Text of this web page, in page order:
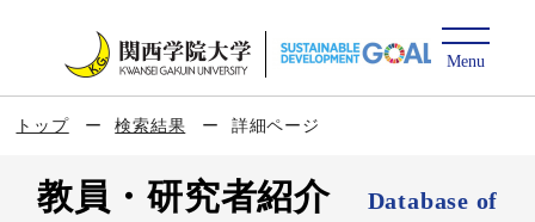
トップ 検索結果 詳細ページ
教員・研究者紹介
Database of